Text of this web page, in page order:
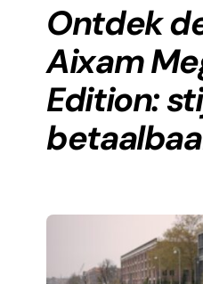
Ontdek
Aixam
Edition: